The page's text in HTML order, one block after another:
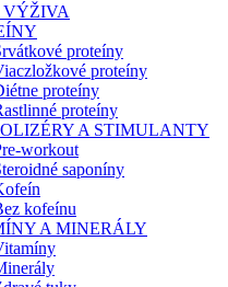
VÝŽIVA
proteíny
proteíny
proteíny
proteíny
A STIMULANTY
workout
saponíny
kofeínu
A MINERÁLY